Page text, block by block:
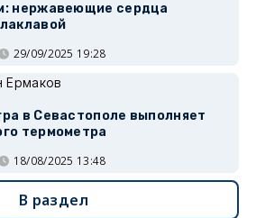
нержавеющие сердца
29/09/2025 19:28
Ермаков
в Севастополе выполняет
термометра
18/08/2025 13:48
В раздел